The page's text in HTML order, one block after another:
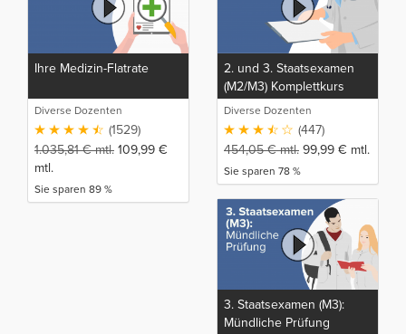
Ihre Medizin-Flatrate
Diverse Dozenten
(1529)
1.035,81€mtl. 109,99 €
mtl.
Sie sparen 89 %
2. und 3. Staatsexamen
(M2/M3) Komplettkurs
Diverse Dozenten
(447)
454,05€mtl. 99,99 € mtl.
Sie sparen 78 %
3. Staatsexamen (M3):
Mündliche Prüfung